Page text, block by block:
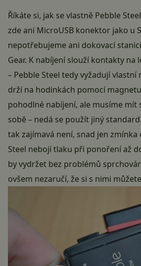
Říkáte si, jak se vlastně Pebble
zde ani MicroUSB konektor jako u
nepotřebujeme ani dokovací
Gear. K nabíjení slouží kontakty na
– Pebble Steel tedy vyžadují
drží na hodinkách pomocí
pohodlné nabíjení, ale musíme mít
sobě – nedá se použít jiný
tak zajímavá není, snad jen zmínka
Steel nebojí tlaku při ponoření až
by vydržet bez problémů
ovšem nezaručí, že si s nimi